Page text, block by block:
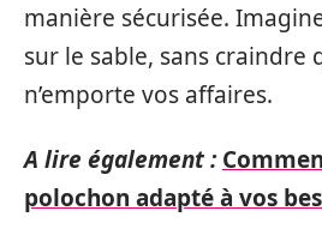
manière sécurisée.
sur le sable, sans craindre
n’emporte vos affaires.
A lire également :
polochon adapté à vos